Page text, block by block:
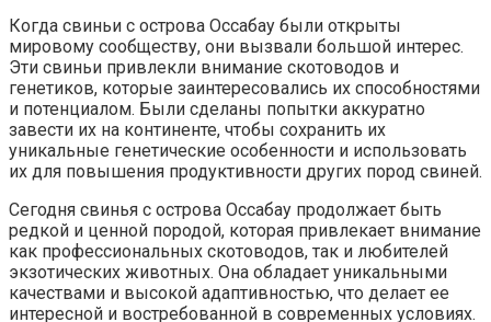
Когда свиньи с острова Оссабау были открыты
мировому сообществу, они вызвали большой интерес.
Эти свиньи привлекли внимание скотоводов и
генетиков, которые заинтересовались их способностями
и потенциалом. Были сделаны попытки аккуратно
завести их на континенте, чтобы сохранить их
уникальные генетические особенности и использовать
их для повышения продуктивности других пород свиней.
Сегодня свинья с острова Оссабау продолжает быть
редкой и ценной породой, которая привлекает внимание
как профессиональных скотоводов, так и любителей
экзотических животных. Она обладает уникальными
качествами и высокой адаптивностью, что делает ее
интересной и востребованной в современных условиях.